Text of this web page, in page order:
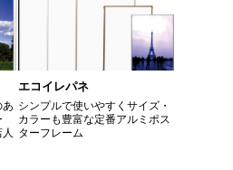
あ
エコイレパネ
シンプルで使いやすくサイズ・
カラーも豊富な定番アルミポス
ターフレーム